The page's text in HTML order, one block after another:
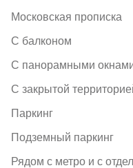
Московская прописка
С балконом
С панорамными
С закрытой
Паркинг
Подземный паркинг
Рядом с метро и с